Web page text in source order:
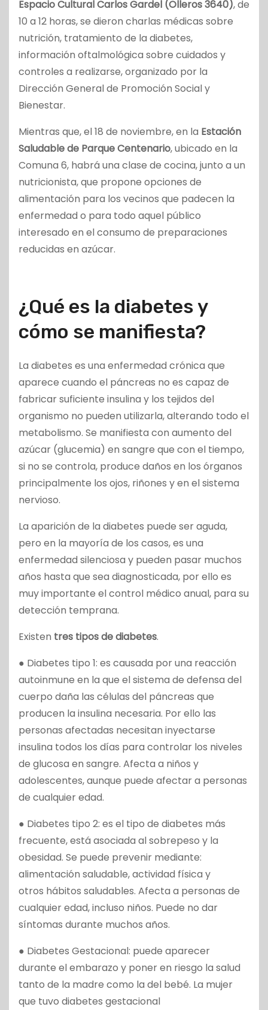
Espacio Cultural Carlos Gardel (Olleros 3640), de
10 a 12 horas, se dieron charlas médicas sobre
nutrición, tratamiento de la diabetes,
información oftalmológica sobre cuidados y
controles a realizarse, organizado por la
Dirección General de Promoción Social y
Bienestar.
Mientras que, el 18 de noviembre, en la Estación
Saludable de Parque Centenario, ubicado en la
Comuna 6, habrá una clase de cocina, junto a un
nutricionista, que propone opciones de
alimentación para los vecinos que padecen la
enfermedad o para todo aquel público
interesado en el consumo de preparaciones
reducidas en azúcar.
¿Qué es la diabetes y
cómo se manifiesta?
La diabetes es una enfermedad crónica que
aparece cuando el páncreas no es capaz de
fabricar suficiente insulina y los tejidos del
organismo no pueden utilizarla, alterando todo el
metabolismo. Se manifiesta con aumento del
azúcar (glucemia) en sangre que con el tiempo,
si no se controla, produce daños en los órganos
principalmente los ojos, riñones y en el sistema
nervioso.
La aparición de la diabetes puede ser aguda,
pero en la mayoría de los casos, es una
enfermedad silenciosa y pueden pasar muchos
años hasta que sea diagnosticada, por ello es
muy importante el control médico anual, para su
detección temprana.
Existen tres tipos de diabetes.
● Diabetes tipo 1: es causada por una reacción
autoinmune en la que el sistema de defensa del
cuerpo daña las células del páncreas que
producen la insulina necesaria. Por ello las
personas afectadas necesitan inyectarse
insulina todos los días para controlar los niveles
de glucosa en sangre. Afecta a niños y
adolescentes, aunque puede afectar a personas
de cualquier edad.
● Diabetes tipo 2: es el tipo de diabetes más
frecuente, está asociada al sobrepeso y la
obesidad. Se puede prevenir mediante:
alimentación saludable, actividad física y
otros hábitos saludables. Afecta a personas de
cualquier edad, incluso niños. Puede no dar
síntomas durante muchos años.
● Diabetes Gestacional: puede aparecer
durante el embarazo y poner en riesgo la salud
tanto de la madre como la del bebé. La mujer
que tuvo diabetes gestacional